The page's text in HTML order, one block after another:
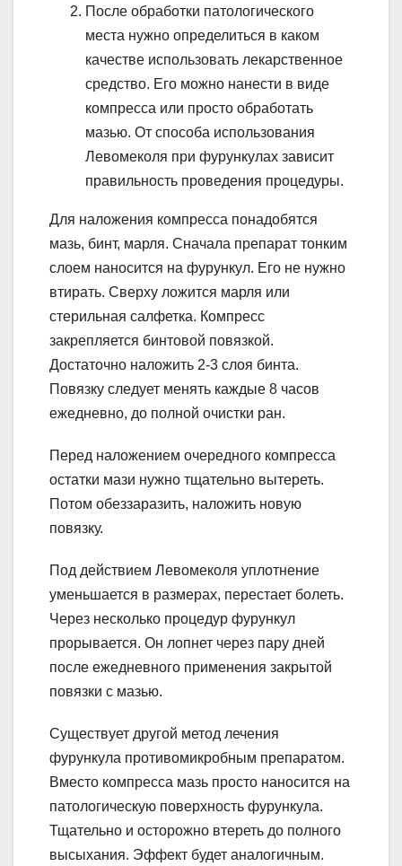
После обработки патологического
места нужно определиться в каком
качестве использовать лекарственное
средство. Его можно нанести в виде
компресса или просто обработать
мазью. От способа использования
Левомеколя при фурункулах зависит
правильность проведения процедуры.
Для наложения компресса понадобятся
мазь, бинт, марля. Сначала препарат тонким
слоем наносится на фурункул. Его не нужно
втирать. Сверху ложится марля или
стерильная салфетка. Компресс
закрепляется бинтовой повязкой.
Достаточно наложить 2-3 слоя бинта.
Повязку следует менять каждые 8 часов
ежедневно, до полной очистки ран.
Перед наложением очередного компресса
остатки мази нужно тщательно вытереть.
Потом обеззаразить, наложить новую
повязку.
Под действием Левомеколя уплотнение
уменьшается в размерах, перестает болеть.
Через несколько процедур фурункул
прорывается. Он лопнет через пару дней
после ежедневного применения закрытой
повязки с мазью.
Существует другой метод лечения
фурункула противомикробным препаратом.
Вместо компресса мазь просто наносится на
патологическую поверхность фурункула.
Тщательно и осторожно втереть до полного
высыхания. Эффект будет аналогичным.